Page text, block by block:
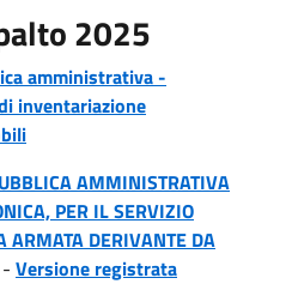
2025
amministrativa -
inventariazione
AMMINISTRATIVA
PER IL SERVIZIO
ARMATA DERIVANTE DA
- Versione registrata